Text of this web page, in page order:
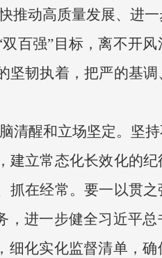
动高质量发展、进一
百强”目标，离不开
韧执着，把严的基
清醒和立场坚定。坚
立常态化长效化的
在经常。要一以贯
进一步健全习近平
化实化监督清单，